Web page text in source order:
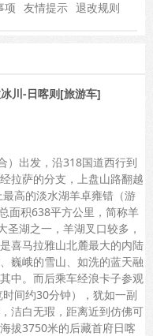
项 友情提示 退改规则
川-日喀则[旅游车]
）出发，沿318国道西行到
拉萨的分支，上盘山路翻越
高的淡水湖羊卓雍错（游
面积638平方公里，简称羊
圣湖之一，羊湖叉口较多，
喜马拉雅山北麓最大的内陆
巍峨的雪山、如洗的蓝天融
中。而后乘车经浪卡子参观
间约30分钟），犹如一副
洁白无瑕，距离近到仿佛可
拔3750米的后藏首府日喀